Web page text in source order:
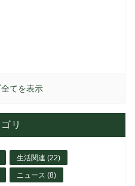
てを表示
リ
生活関連 (22)
ニュース (8)